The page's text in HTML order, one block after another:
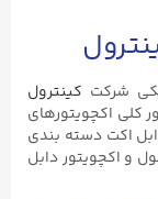
شرکت کینترول
اکچویتورهای
اکت دسته بندی
سینگل اکت شامل ۱۷ محصول و اکچویتور دابل